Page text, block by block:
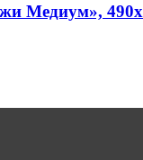
Медиум»,